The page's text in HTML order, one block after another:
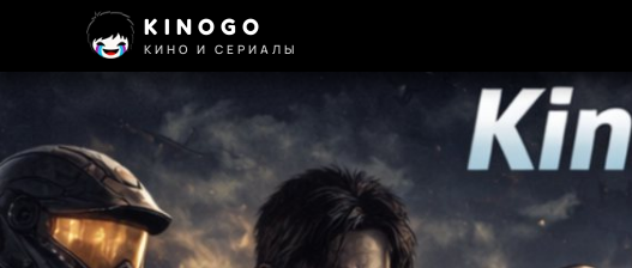
KINOGO
КИНО И СЕРИАЛЫ